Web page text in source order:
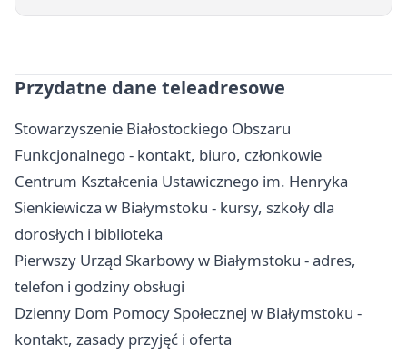
Przydatne dane teleadresowe
Stowarzyszenie Białostockiego Obszaru
Funkcjonalnego - kontakt, biuro, członkowie
Centrum Kształcenia Ustawicznego im. Henryka
Sienkiewicza w Białymstoku - kursy, szkoły dla
dorosłych i biblioteka
Pierwszy Urząd Skarbowy w Białymstoku - adres,
telefon i godziny obsługi
Dzienny Dom Pomocy Społecznej w Białymstoku -
kontakt, zasady przyjęć i oferta